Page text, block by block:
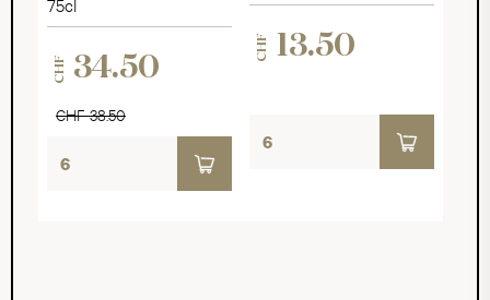
CHF 34.50
CHF 38.50
CHF 13.50